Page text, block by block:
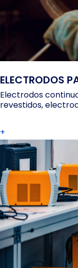
ELECTRODOS
Electrodos
revestidos,
+